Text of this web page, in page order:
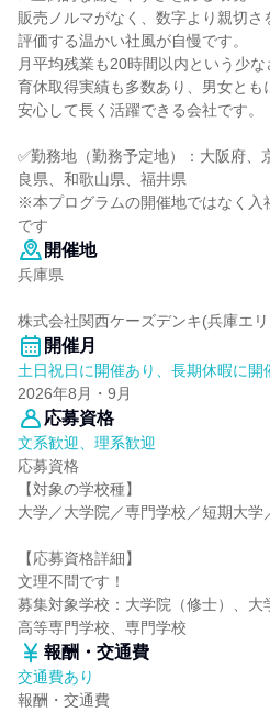
販売ノルマがなく、数字より親切さ
評価する温かい社風が自慢です。
月平均残業も20時間以内という少な
育休取得実績も多数あり、男女とも
安心して長く活躍できる会社です。
✅勤務地（勤務予定地）：大阪府、
良県、和歌山県、福井県
※本プログラムの開催地ではなく入
です
開催地
兵庫県
株式会社関西ケーズデンキ(兵庫エ
開催月
土日祝日に開催あり、長期休暇に開
2026年8月・9月
応募資格
文系歓迎、理系歓迎
応募資格
【対象の学校種】
大学／大学院／専門学校／短期大学
【応募資格詳細】
文理不問です！
募集対象学校：大学院（修士）、大
高等専門学校、専門学校
報酬・交通費
交通費あり
報酬・交通費